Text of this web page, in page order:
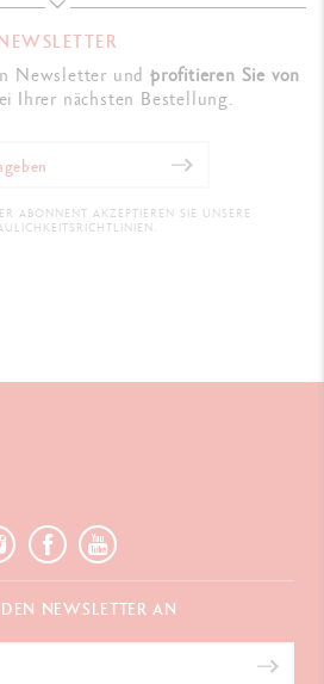
Newsletter undprofitieren Sie von
Ihrer nächsten Bestellung.
ABONNENT AKZEPTIEREN SIE UNSERE
NEWSLETTER AN